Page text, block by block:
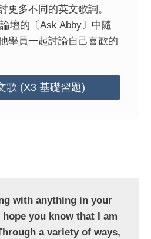
更多不同的英文歌詞。
壇的〔Ask Abby〕中隨
學員一起討論自己喜歡的
歌 (X3 基礎習題)
with anything in your
you know that I am
a variety of ways,